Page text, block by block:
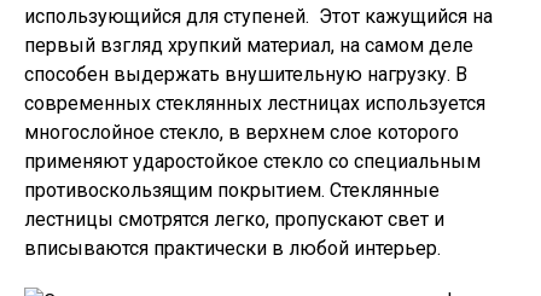
использующийся для ступеней. Этот кажущийся на
первый взгляд хрупкий материал, на самом деле
способен выдержать внушительную нагрузку. В
современных стеклянных лестницах используется
многослойное стекло, в верхнем слое которого
применяют ударостойкое стекло со специальным
противоскользящим покрытием. Стеклянные
лестницы смотрятся легко, пропускают свет и
вписываются практически в любой интерьер.